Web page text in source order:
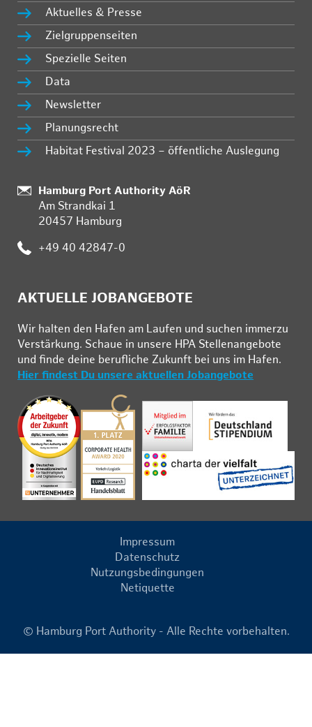
Aktuelles & Presse
Zielgruppenseiten
Spezielle Seiten
Data
Newsletter
Planungsrecht
Habitat Festival 2023 – öffentliche Auslegung
Standort:
Hamburg Port Authority AöR
Am Strandkai 1
20457 Hamburg
Telefon:
+49 40 42847-0
AKTUELLE JOBANGEBOTE
Wir hal­ten den Ha­fen am Lau­fen und su­chen im­mer­zu
Ver­stär­kung. Schau­e in un­se­re HPA Stel­len­an­ge­bo­te
und fin­de deine be­ruf­li­che Zu­kunft bei uns im Ha­fen.
Hier findest Du unsere aktuellen Jobangebote
Impressum
Datenschutz
Nutzungsbedingungen
Netiquette
© Hamburg Port Authority - Alle Rechte vorbehalten.